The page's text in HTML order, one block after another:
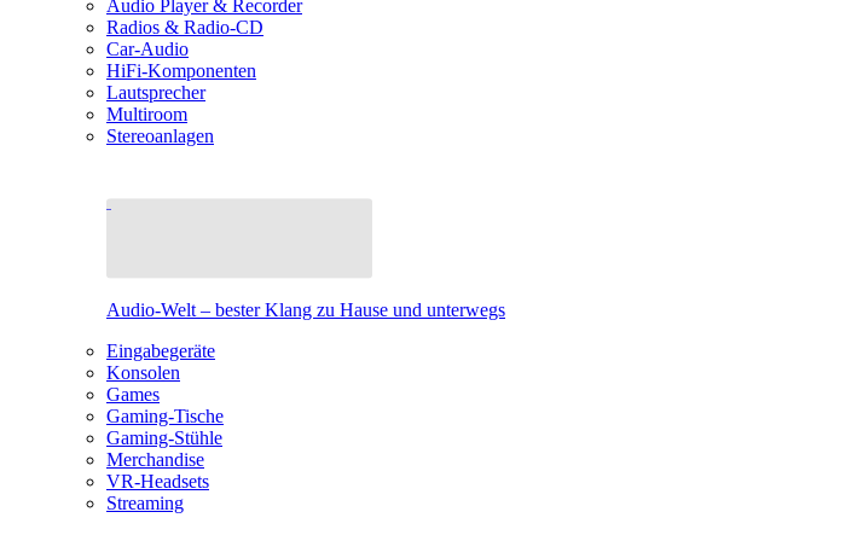
Audio Player & Recorder
Radios & Radio-CD
Car-Audio
HiFi-Komponenten
Lautsprecher
Multiroom
Stereoanlagen
Audio-Welt – bester Klang zu Hause und unterwegs
Eingabegeräte
Konsolen
Games
Gaming-Tische
Gaming-Stühle
Merchandise
VR-Headsets
Streaming